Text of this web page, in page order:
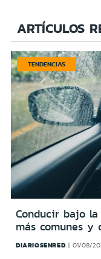
ARTÍCULOS
TENDENCIAS
Conducir bajo
más comunes y
DIARIOSENRED 01/08/